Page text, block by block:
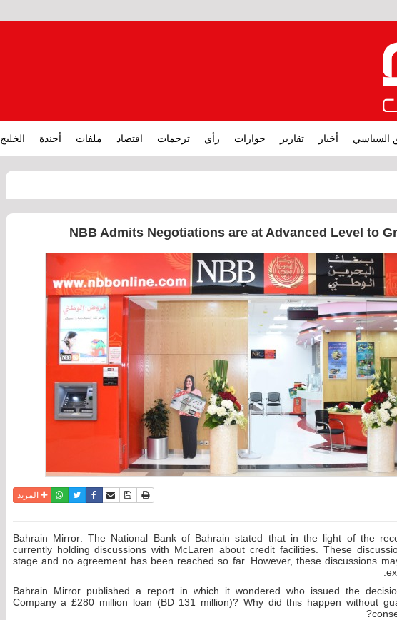
السياسي أخبار تقارير حوارات رأي ترجمات اقتصاد ملفات أجندة الخليج
NBB Admits Negotiations are at Advanced Level to
نسخة للطباعة
حفظ الموضوع
أرسل الى صديق
فيسبوكتويترواتسابالمزيد
Bahrain Mirror: The National Bank of Bahrain stated that in the light of the
currently holding discussions with McLaren about credit facilities. These
stage and no agreement has been reached so far. However, these discussions
Bahrain Mirror published a report in which it wondered who issued the
Company a £280 million loan (BD 131 million)? Why did this happen without